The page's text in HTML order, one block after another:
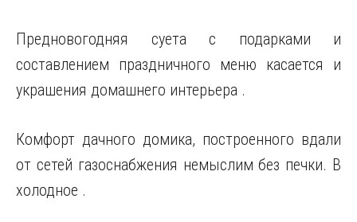
Предновогодняя суета с подарками и
составлением праздничного меню касается и
украшения домашнего интерьера .
Комфорт дачного домика, построенного вдали
от сетей газоснабжения немыслим без печки. В
холодное .